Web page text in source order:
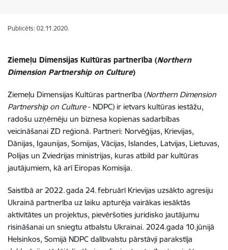
Publicēts: 02.11.2020.
Ziemeļu Dimensijas Kultūras partnerība (Northern
Dimension Partnership on Culture)
Ziemeļu Dimensijas Kultūras partnerība (Northern Dimension
Partnership on Culture- NDPC) ir ietvars kultūras iestāžu,
radošu uzņēmēju un biznesa kopienas sadarbības
veicināšanai ZD reģionā. Partneri: Norvēģijas, Krievijas,
Dānijas, Igaunijas, Somijas, Vācijas, Islandes, Latvijas, Lietuvas,
Polijas un Zviedrijas ministrijas, kuras atbild par kultūras
jautājumiem, kā arī Eiropas Komisija.
Saistībā ar 2022. gada 24. februārī Krievijas uzsākto agresiju
Ukrainā partnerība uz laiku apturēja vairākas iesāktās
aktivitātes un projektus, pievēršoties juridisko jautājumu
risināšanai un sniegtu atbalstu Ukrainai. 2024.gada 10.jūnijā
Helsinkos, Somijā NDPC dalībvalstu pārstāvji parakstīja